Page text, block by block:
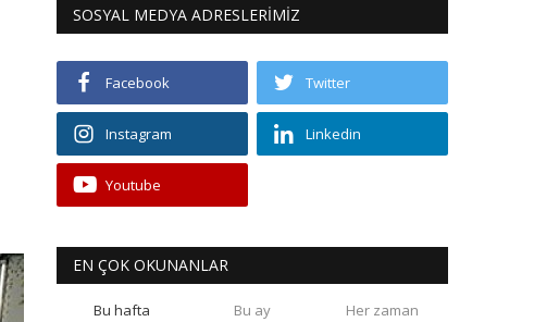
SOSYAL MEDYA ADRESLERİMİZ
Facebook Twitter
Instagram Linkedin
Youtube
EN ÇOK OKUNANLAR
Bu hafta Bu ay Her zaman